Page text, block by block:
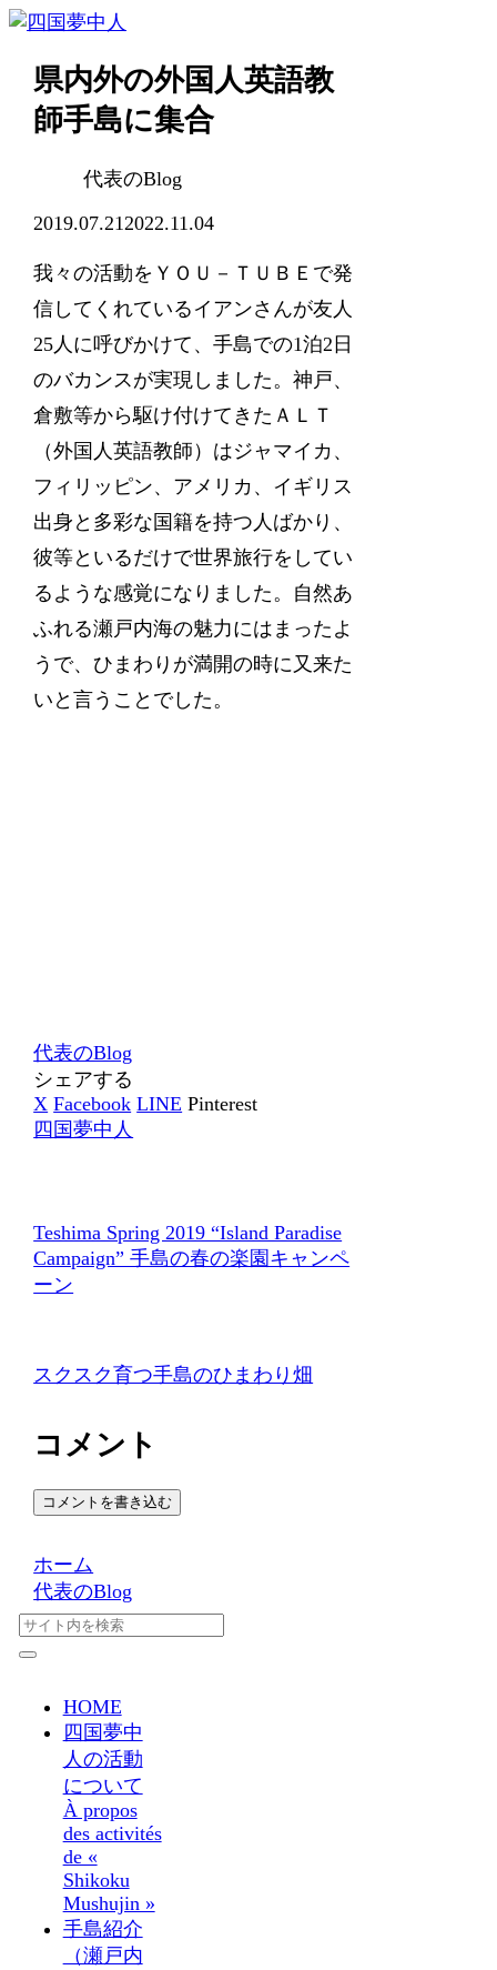
県内外の外国人英語教
師手島に集合
代表のBlog
2019.07.21 2022.11.04
我々の活動をＹＯＵ－ＴＵＢＥで発
信してくれているイアンさんが友人
25人に呼びかけて、手島での1泊2日
のバカンスが実現しました。神戸、
倉敷等から駆け付けてきたＡＬＴ
（外国人英語教師）はジャマイカ、
フィリッピン、アメリカ、イギリス
出身と多彩な国籍を持つ人ばかり、
彼等といるだけで世界旅行をしてい
るような感覚になりました。自然あ
ふれる瀬戸内海の魅力にはまったよ
うで、ひまわりが満開の時に又来た
いと言うことでした。
代表のBlog
シェアする
X Facebook LINE Pinterest
四国夢中人
Teshima Spring 2019 “Island Paradise
Campaign” 手島の春の楽園キャンペ
ーン
スクスク育つ手島のひまわり畑
コメント
コメントを書き込む
ホーム
代表のBlog
HOME
四国夢中
人の活動
について
À propos
des activités
de «
Shikoku
Mushujin »
手島紹介
（瀬戸内